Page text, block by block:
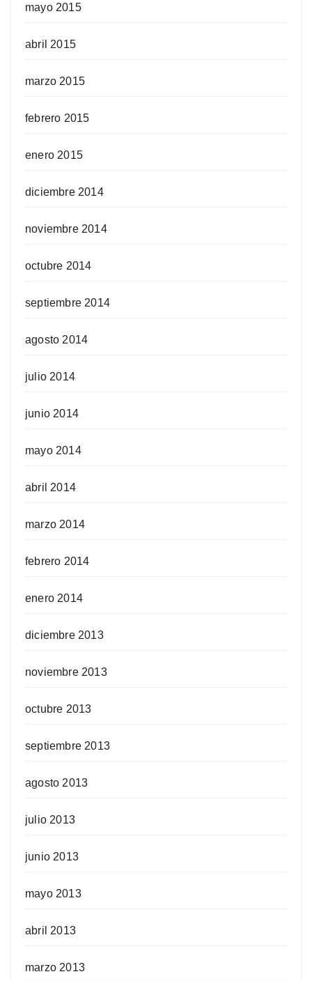
mayo 2015
abril 2015
marzo 2015
febrero 2015
enero 2015
diciembre 2014
noviembre 2014
octubre 2014
septiembre 2014
agosto 2014
julio 2014
junio 2014
mayo 2014
abril 2014
marzo 2014
febrero 2014
enero 2014
diciembre 2013
noviembre 2013
octubre 2013
septiembre 2013
agosto 2013
julio 2013
junio 2013
mayo 2013
abril 2013
marzo 2013